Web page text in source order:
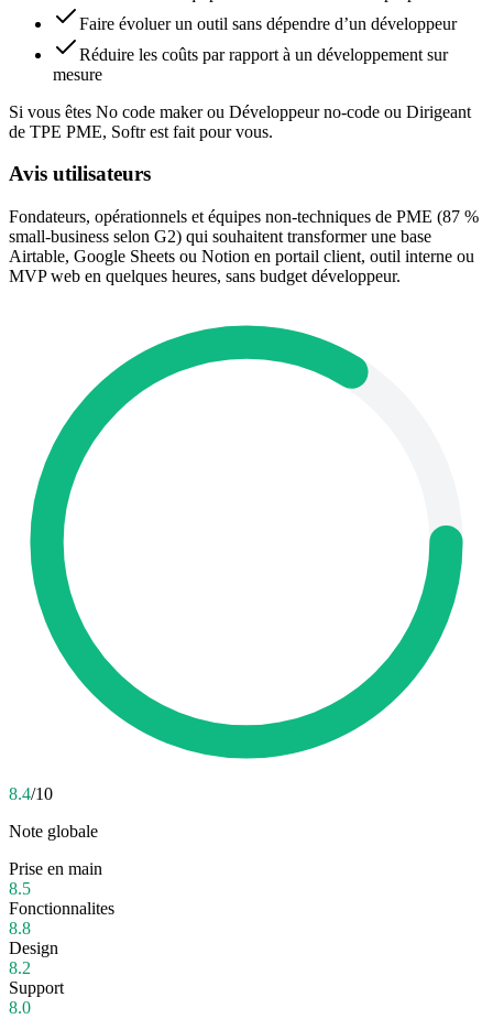
Faire évoluer un outil sans dépendre d’un développeur
Réduire les coûts par rapport à un développement sur
mesure
Si vous êtes No code maker ou Développeur no-code ou Dirigeant
de TPE PME, Softr est fait pour vous.
Avis utilisateurs
Fondateurs, opérationnels et équipes non-techniques de PME (87 %
small-business selon G2) qui souhaitent transformer une base
Airtable, Google Sheets ou Notion en portail client, outil interne ou
MVP web en quelques heures, sans budget développeur.
8.4/10
Note globale
Prise en main
8.5
Fonctionnalites
8.8
Design
8.2
Support
8.0